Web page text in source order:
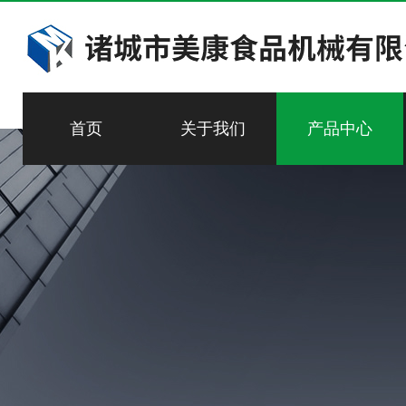
首页 关于我们 产品中心